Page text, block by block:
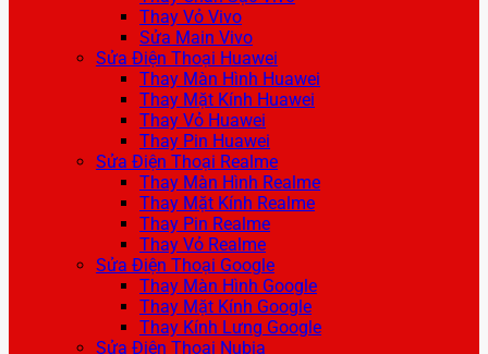
Thay Vỏ Vivo
Sửa Main Vivo
Sửa Điện Thoại Huawei
Thay Màn Hình Huawei
Thay Mặt Kính Huawei
Thay Vỏ Huawei
Thay Pin Huawei
Sửa Điện Thoại Realme
Thay Màn Hình Realme
Thay Mặt Kính Realme
Thay Pin Realme
Thay Vỏ Realme
Sửa Điện Thoại Google
Thay Màn Hình Google
Thay Mặt Kính Google
Thay Kính Lưng Google
Sửa Điện Thoại Nubia